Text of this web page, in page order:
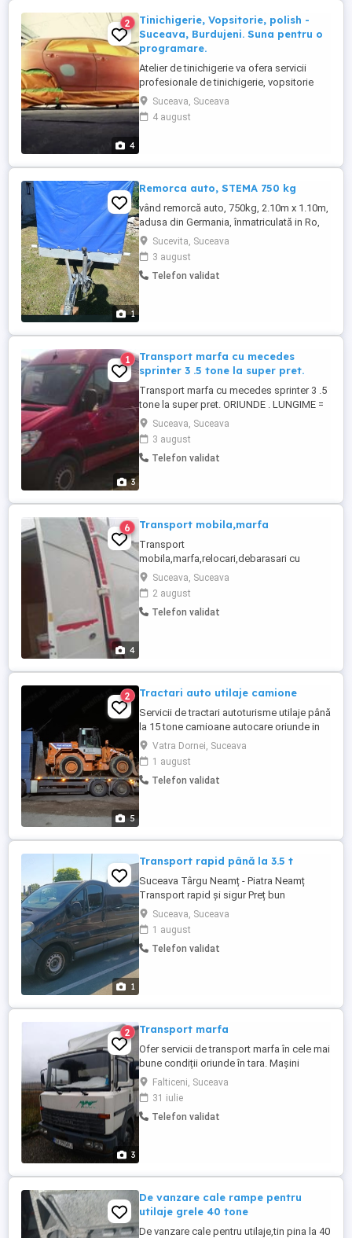
4
2
Tinichigerie, Vopsitorie, polish -
Suceava, Burdujeni. Suna pentru o
programare.
Atelier de tinichigerie va ofera servicii
profesionale de tinichigerie, vopsitorie
auto. Experienta de 10 ani pe piata auto.
Autorizat RAR. Suceava, Burdujeni incinta
Betirut Programari la tel: - Mihai Va
Suceava, Suceava
4 august
1
Remorca auto, STEMA 750 kg
vând remorcă auto, 750kg, 2.10m x 1.10m,
adusa din Germania, înmatriculată in Ro,
cu prelata, ofer fiscal
Sucevita, Suceava
3 august
Telefon validat
3
1
Transport marfa cu mecedes
sprinter 3 .5 tone la super pret.
Transport marfa cu mecedes sprinter 3 .5
tone la super pret. ORIUNDE . LUNGIME =
4.75 LATIME =1.90 INALTIMME =1,98.
Suceava, Suceava
3 august
Telefon validat
4
6 Transport mobila,marfa
Transport
mobila,marfa,relocari,debarasari cu
microbuz Ford Transit 3,5 tone,super
inalt,super lung.Pretul se discuta telefonic
si e în functie de distanta,volum,etaj,cu
sau fara manipulanti.
Suceava, Suceava
2 august
Telefon validat
5
2 Tractari auto utilaje camione
Servicii de tractari autoturisme utilaje până
la 15 tone camioane autocare oriunde in
Romania. Disponibilitate non stop
Vatra Dornei, Suceava
1 august
Telefon validat
1
Transport rapid până la 3.5 t
Suceava Târgu Neamț - Piatra Neamț
Transport rapid și sigur Preț bun
Suceava, Suceava
1 august
Telefon validat
3
2 Transport marfa
Ofer servicii de transport marfa în cele mai
bune condiții oriunde în tara. Mașini
disponibile: camion carosat 3,5t detarat,
10europaleti, duba 3,5t și duba 1,5t.
Falticeni, Suceava
31 iulie
Telefon validat
De vanzare cale rampe pentru
utilaje grele 40 tone
De vanzare cale pentru utilaje,tin pina la 40